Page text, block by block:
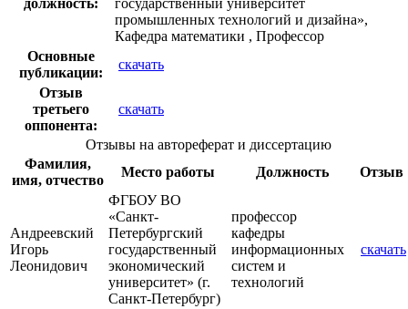
должность:
государственный университет
промышленных технологий и дизайна»,
Кафедра математики , Профессор
Основные
публикации:
скачать
Отзыв
третьего
оппонента:
скачать
Отзывы на автореферат и диссертацию
Фамилия,
имя, отчество
Место работы Должность Отзыв
Андреевский
Игорь
Леонидович
ФГБОУ ВО
«Санкт-
Петербургский
государственный
экономический
университет» (г.
Санкт-Петербург)
профессор
кафедры
информационных
систем и
технологий
скачать